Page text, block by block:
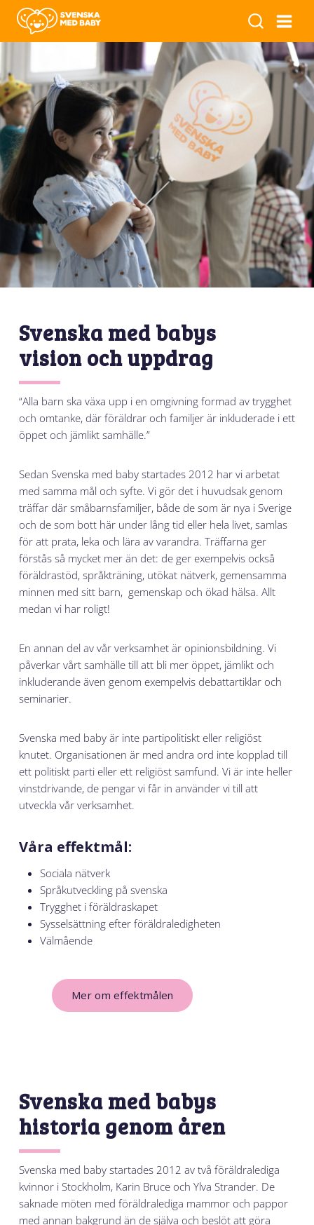
Svenska med babys
vision och uppdrag
“Alla barn ska växa upp i en omgivning formad av trygghet
och omtanke, där föräldrar och familjer är inkluderade i ett
öppet och jämlikt samhälle.”
Sedan Svenska med baby startades 2012 har vi arbetat
med samma mål och syfte. Vi gör det i huvudsak genom
träffar där småbarnsfamiljer, både de som är nya i Sverige
och de som bott här under lång tid eller hela livet, samlas
för att prata, leka och lära av varandra. Träffarna ger
förstås så mycket mer än det: de ger exempelvis också
föräldrastöd, språkträning, utökat nätverk, gemensamma
minnen med sitt barn, gemenskap och ökad hälsa. Allt
medan vi har roligt!
En annan del av vår verksamhet är opinionsbildning. Vi
påverkar vårt samhälle till att bli mer öppet, jämlikt och
inkluderande även genom exempelvis debattartiklar och
seminarier.
Svenska med baby är inte partipolitiskt eller religiöst
knutet. Organisationen är med andra ord inte kopplad till
ett politiskt parti eller ett religiöst samfund. Vi är inte heller
vinstdrivande, de pengar vi får in använder vi till att
utveckla vår verksamhet.
Våra effektmål:
Sociala nätverk
Språkutveckling på svenska
Trygghet i föräldraskapet
Sysselsättning efter föräldraledigheten
Välmående
Mer om effektmålen
Svenska med babys
historia genom åren
Svenska med baby startades 2012 av två föräldralediga
kvinnor i Stockholm, Karin Bruce och Ylva Strander. De
saknade möten med föräldralediga mammor och pappor
med annan bakgrund än de själva och beslöt att göra